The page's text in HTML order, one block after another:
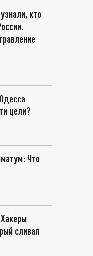
кто
цели?
Что
сливал